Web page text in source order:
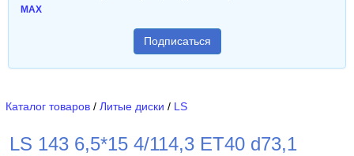
MAX
Подписаться
Каталог товаров / Литые диски / LS
LS 143 6,5*15 4/114,3 ET40 d73,1